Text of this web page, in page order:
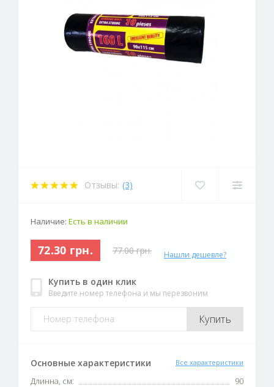
Отзывы: (3)
Наличие: Есть в наличии
72.30 грн. 77.00 грн. Нашли дешевле?
Купить в один клик
Введите номер телефона и мы перезвоним
Купить
Основные характеристики Все характеристики
Длинна, см:
90